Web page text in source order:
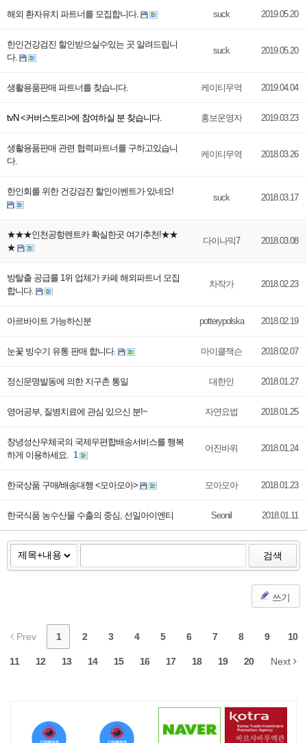
해외 환자유치 파트너를 모집합니다. suck 2019.05.20
한인건강검진 할인받으실수있는 곳 알려드립니
다.
suck 2019.05.20
생활용품판매 파트너를 찾습니다. 케이티무역 2019.04.04
tvN <커버스토리>에 참여하실 분 찾습니다. 홍보운영자 2019.03.23
생활용품판매 관련 협력파트너를 구하고있습니
다.
케이티무역 2018.03.26
한인회를 위한 건강검진 할인이벤트가 있네요!
suck 2018.03.17
★★★인천공항렌트카 확실한곳 여기추천!★★
★
다이나믹7 2018.03.08
방탈출 공급률 1위 업체가 카페 해외파트너 모집
합니다.
차작가 2018.02.23
아르바이트 가능하신분 potterypolska 2018.02.19
눈꽃 빙수기 유통 판매 합니다. 마이클잭슨 2018.02.07
정신문명발동에 의한 지구촌 통일 대한인 2018.01.27
영어공부, 질병치료에 관심 있으신 분!~ 자연요법 2018.01.25
창녕성산우체국의 국제우편합배송서비스를 행복
하게 이용하세요. 1
어진바위 2018.01.24
한국상품 구매/배송대행 <모아모아> 모아모아 2018.01.23
한국식품 농수산물 수출의 중심, 선일아이엔티 Seonil 2018.01.11
검색
쓰기
Prev 1 2 3 4 5 6 7 8 9 10
11 12 13 14 15 16 17 18 19 20 Next